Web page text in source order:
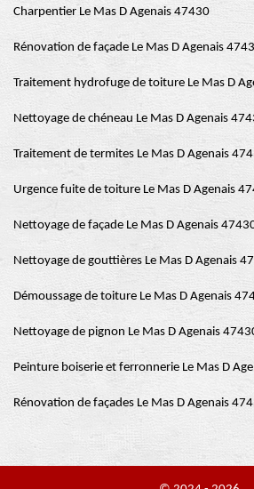
Charpentier Le Mas D Agenais 47430
Rénovation de façade Le Mas D Agenais
Traitement hydrofuge de toiture Le Mas D
Nettoyage de chéneau Le Mas D Agenais
Traitement de termites Le Mas D Agenais
Urgence fuite de toiture Le Mas D Agenais
Nettoyage de façade Le Mas D Agenais
Nettoyage de gouttières Le Mas D Agenais
Démoussage de toiture Le Mas D Agenais
Nettoyage de pignon Le Mas D Agenais
Peinture boiserie et ferronnerie Le Mas D
Rénovation de façades Le Mas D Agenais